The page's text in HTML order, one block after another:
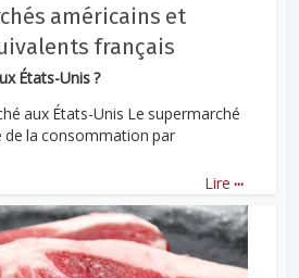
américains et
français
États-Unis ?
aux États-Unis Le supermarché
la consommation par
Lire ...